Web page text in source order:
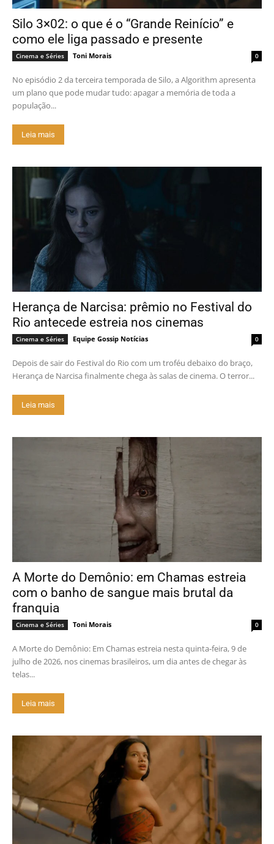
Silo 3×02: o que é o “Grande Reinício” e
como ele liga passado e presente
Cinema e Séries Toni Morais 0
No episódio 2 da terceira temporada de Silo, a Algorithm apresenta
um plano que pode mudar tudo: apagar a memória de toda a
população...
Leia mais
Herança de Narcisa: prêmio no Festival do
Rio antecede estreia nos cinemas
Cinema e Séries Equipe Gossip Notícias 0
Depois de sair do Festival do Rio com um troféu debaixo do braço,
Herança de Narcisa finalmente chega às salas de cinema. O terror...
Leia mais
A Morte do Demônio: em Chamas estreia
com o banho de sangue mais brutal da
franquia
Cinema e Séries Toni Morais 0
A Morte do Demônio: Em Chamas estreia nesta quinta-feira, 9 de
julho de 2026, nos cinemas brasileiros, um dia antes de chegar às
telas...
Leia mais